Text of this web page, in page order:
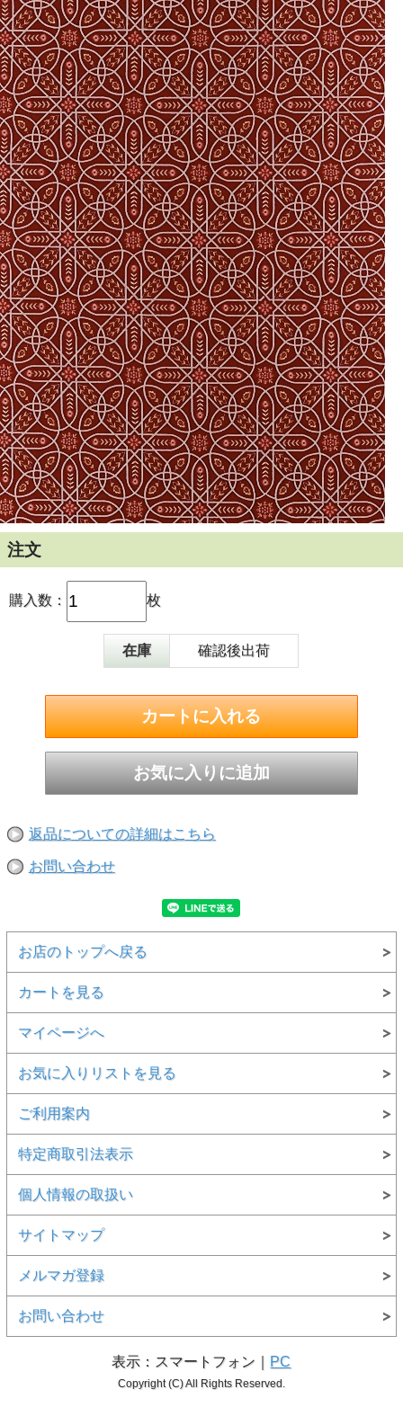
注文
購入数： 枚
在庫 確認後出荷
返品についての詳細はこちら
お問い合わせ
お店のトップへ戻る
カートを見る
マイページへ
お気に入りリストを見る
ご利用案内
特定商取引法表示
個人情報の取扱い
サイトマップ
メルマガ登録
お問い合わせ
表示：スマートフォン｜ PC
Copyright (C) All Rights Reserved.